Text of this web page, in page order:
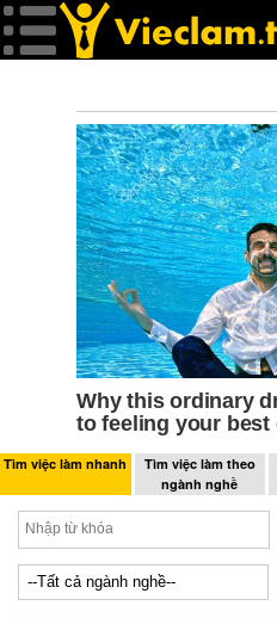
Tìm việc làm nhanh
Tìm việc làm theo
ngành nghề